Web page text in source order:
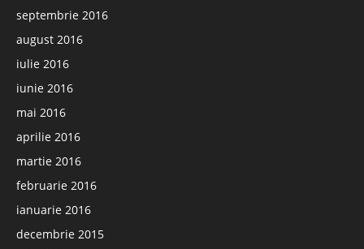
septembrie 2016
august 2016
iulie 2016
iunie 2016
mai 2016
aprilie 2016
martie 2016
februarie 2016
ianuarie 2016
decembrie 2015